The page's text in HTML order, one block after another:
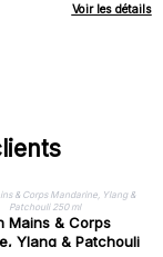
Voir les détails
Mains & Corps
Ylang & Patchouli